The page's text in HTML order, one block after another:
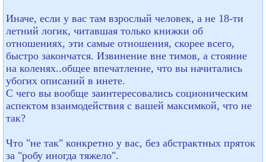
Иначе, если у вас там взрослый человек, а не 18-ти
летний логик, читавшая только книжки об
отношениях, эти самые отношения, скорее всего,
быстро закончатся. Извинение вне тимов, а стояние
на коленях..общее впечатление, что вы начитались
убогих описаний в инете.
С чего вы вообще заинтересовались соционическим
аспектом взаимодействия с вашей максимкой, что не
так?
Что "не так" конкретно у вас, без абстрактных пряток
за "робу иногда тяжело".